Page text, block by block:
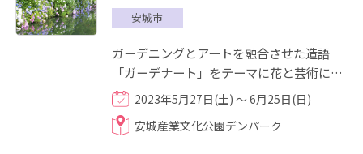
安城市
ガーデニングとアートを融合させた造語
「ガーデナート」をテーマに花と芸術に関
するイベントが今年も開催されます。今年
話題となっている"徳川家康...
2023年5月27日(土) ～ 6月25日(日)
安城産業文化公園デンパーク